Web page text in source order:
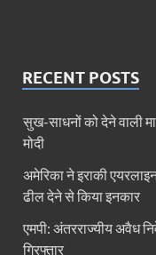
RECENT POSTS
सुख-साधनों को देने वाली
मोदी
अमेरिका ने इराकी
ढील देने से किया इनकार
एमपी: अंतरराज्यीय अवैध
गिरफ्तार